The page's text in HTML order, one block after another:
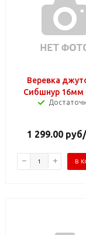
Веревка
Сибшнур 16мм
1 299.00 руб
В